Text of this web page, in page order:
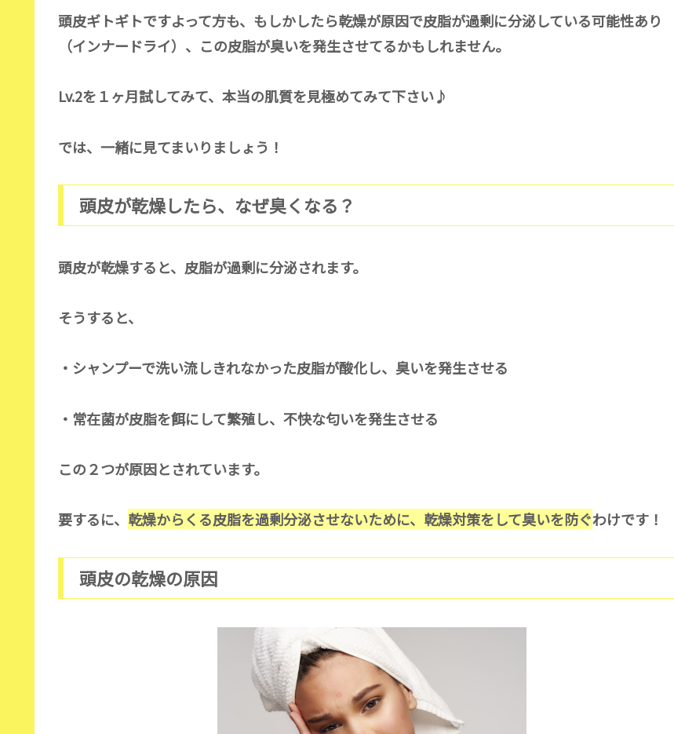
頭皮ギトギトですよって方も、もしかしたら乾燥が原因で皮脂が過剰に分泌している可能性あり
（インナードライ）、この皮脂が臭いを発生させてるかもしれません。
Lv.2を１ヶ月試してみて、本当の肌質を見極めてみて下さい♪
では、一緒に見てまいりましょう！
頭皮が乾燥したら、なぜ臭くなる？
頭皮が乾燥すると、皮脂が過剰に分泌されます。
そうすると、
・シャンプーで洗い流しきれなかった皮脂が酸化し、臭いを発生させる
・常在菌が皮脂を餌にして繁殖し、不快な匂いを発生させる
この２つが原因とされています。
要するに、 乾燥からくる皮脂を過剰分泌させないために、乾燥対策をして臭いを防ぐわけです！
頭皮の乾燥の原因